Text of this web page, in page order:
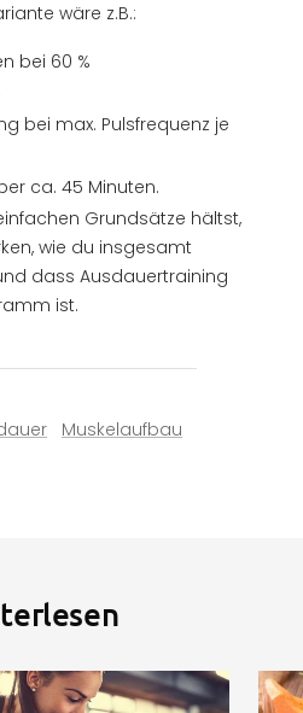
Muskelaufbau
wäre z.B.:
bei 60 %
bei max. Pulsfrequenz je
ca. 45 Minuten.
Grundsätze hältst,
wie du insgesamt
dass Ausdauertraining
ist.